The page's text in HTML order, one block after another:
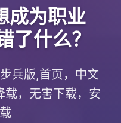
成为职业
了什么？
兵版,首页，中文
载，无害下载，安